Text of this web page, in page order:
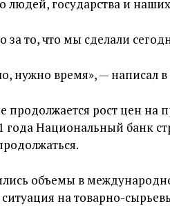
людей, государства и
то, что мы сделали
нужно время», — написал
продолжается рост цен на
года Национальный банк
объемы в
на товарно-